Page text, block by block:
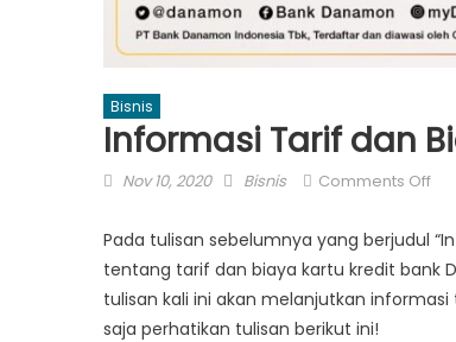
Bisnis
Informasi Tarif dan
Posted
Nov 10, 2020 Author
Bisnis Comments Offon
Pada tulisan sebelumnya yang berjudul
tentang tarif dan biaya kartu kredit bank
tulisan kali ini akan melanjutkan
saja perhatikan tulisan berikut ini!